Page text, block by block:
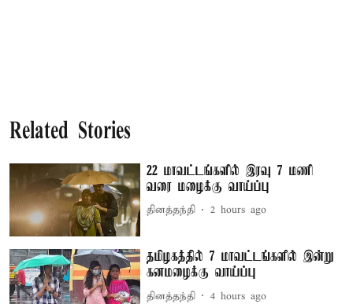
Related Stories
22 மாவட்டங்களில் இரவு 7 மணி
வரை மழைக்கு வாய்ப்பு
தினத்தந்தி 2 hours ago
தமிழகத்தில் 7 மாவட்டங்களில் இன்று
கனமழைக்கு வாய்ப்பு
தினத்தந்தி 4 hours ago